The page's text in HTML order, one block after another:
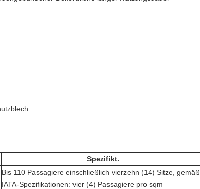
Spezifikt.
Bis 110 Passagiere einschließlich vierzehn (14) Sitze, gemäß
IATA-Spezifikationen: vier (4) Passagiere pro sqm